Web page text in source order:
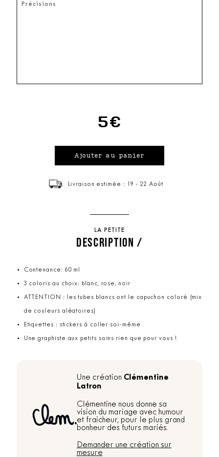
5€
Livraison estimée : 19 - 22 Août
LA PETITE
DESCRIPTION /
Contenance: 60 ml
3 coloris au choix: blanc, rose, noir
ATTENTION : les tubes blancs ont le capuchon coloré (mix
de couleurs aléatoires)
Etiquettes : stickers à coller soi-même
Une graphiste aux petits soins rien que pour vous !
Une création Clémentine
Latron
Clémentine nous donne sa
vision du mariage avec humour
et fraicheur, pour le plus grand
bonheur des futurs mariés.
Demander une création sur
mesure